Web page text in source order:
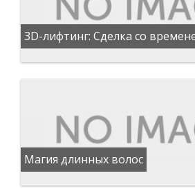
3D-лифтинг: Сделка со
Магия длинных волос